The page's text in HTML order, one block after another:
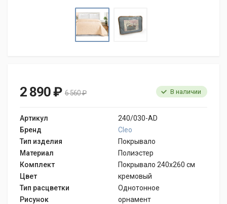
2 890 ₽ 6 560 ₽ В наличии
Артикул
240/030-AD
Бренд
Cleo
Тип изделия
Покрывало
Материал
Полиэстер
Комплект
Покрывало 240х260 см
Цвет
кремовый
Тип расцветки
Однотонное
Рисунок
орнамент